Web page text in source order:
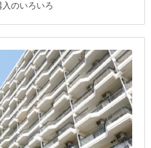
入のいろいろ